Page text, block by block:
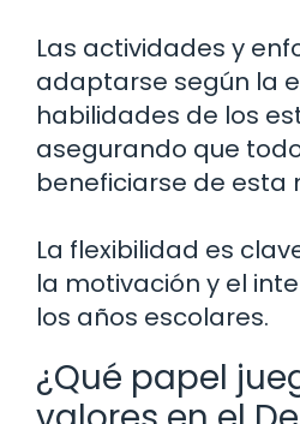
Las actividades y
adaptarse según la
habilidades de los
asegurando que
beneficiarse de esta
La flexibilidad es
la motivación y el
los años escolares.
¿Qué papel